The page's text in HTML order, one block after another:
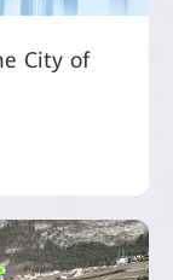
City of